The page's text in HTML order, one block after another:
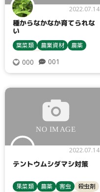
2022.07.14
種からなかなか育てられな
い
葉菜類 農業資材
農薬
000 001
2022.07.14
テントウムシダマシ対策
果菜類 農薬 害虫
殺虫剤